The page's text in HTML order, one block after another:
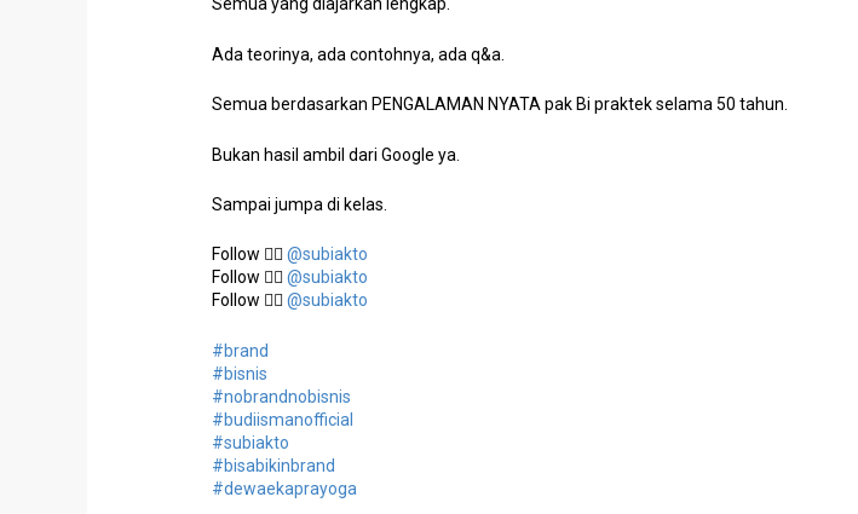
Semua yang diajarkan lengkap.
Ada teorinya, ada contohnya, ada q&a.
Semua berdasarkan PENGALAMAN NYATA pak Bi praktek selama 50 tahun.
Bukan hasil ambil dari Google ya.
Sampai jumpa di kelas.
Follow 👉🏿@subiakto
Follow 👉🏿@subiakto
Follow 👉🏿@subiakto
#brand
#bisnis
#nobrandnobisnis
#budiismanofficial
#subiakto
#bisabikinbrand
#dewaekaprayoga